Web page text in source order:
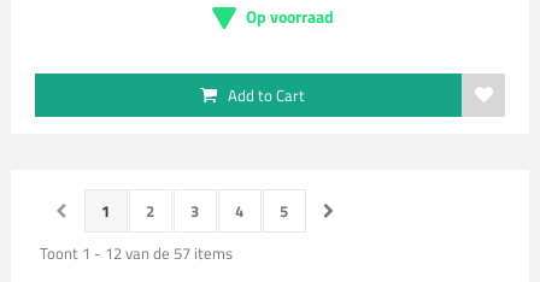
Op voorraad
Add to Cart
1 2 3 4
5
Toont 1 - 12 van de 57 items